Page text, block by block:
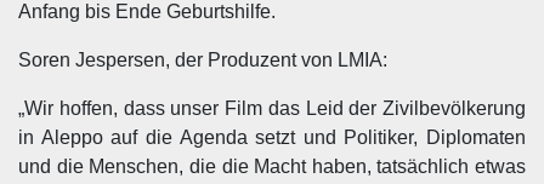
Anfang bis Ende Geburtshilfe.
Soren Jespersen, der Produzent von LMIA:
„Wir hoffen, dass unser Film das Leid der Zivilbevölkerung
in Aleppo auf die Agenda setzt und Politiker, Diplomaten
und die Menschen, die die Macht haben, tatsächlich etwas